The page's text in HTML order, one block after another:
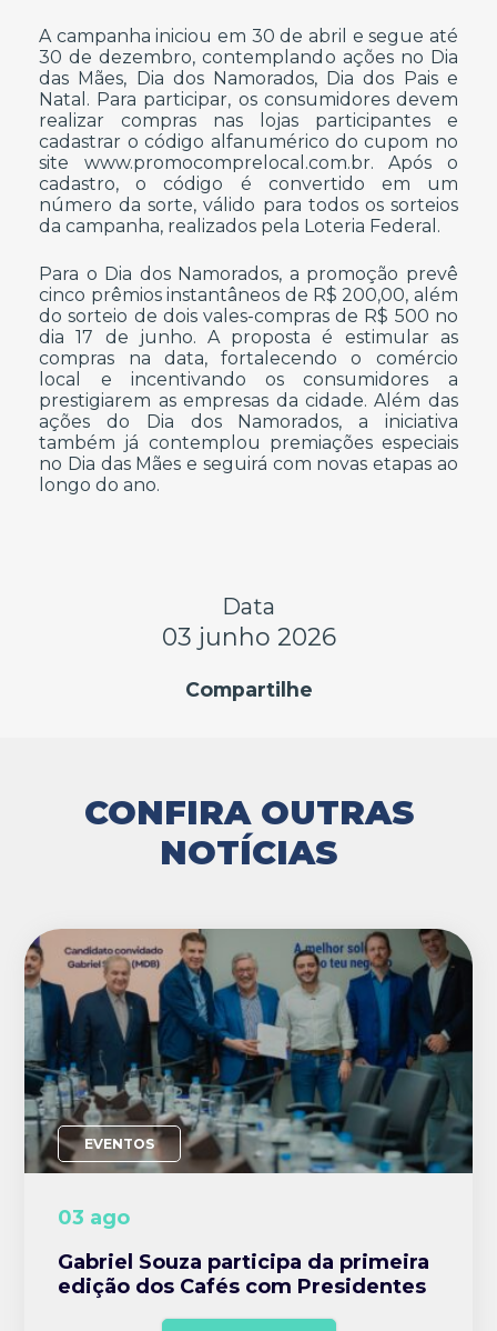
A campanha iniciou em 30 de abril e segue até
30 de dezembro, contemplando ações no Dia
das Mães, Dia dos Namorados, Dia dos Pais e
Natal. Para participar, os consumidores devem
realizar compras nas lojas participantes e
cadastrar o código alfanumérico do cupom no
site www.promocomprelocal.com.br. Após o
cadastro, o código é convertido em um
número da sorte, válido para todos os sorteios
da campanha, realizados pela Loteria Federal.
Para o Dia dos Namorados, a promoção prevê
cinco prêmios instantâneos de R$ 200,00, além
do sorteio de dois vales-compras de R$ 500 no
dia 17 de junho. A proposta é estimular as
compras na data, fortalecendo o comércio
local e incentivando os consumidores a
prestigiarem as empresas da cidade. Além das
ações do Dia dos Namorados, a iniciativa
também já contemplou premiações especiais
no Dia das Mães e seguirá com novas etapas ao
longo do ano.
Data
03 junho 2026
Compartilhe
CONFIRA OUTRAS
NOTÍCIAS
EVENTOS
03 ago
Gabriel Souza participa da primeira
edição dos Cafés com Presidentes